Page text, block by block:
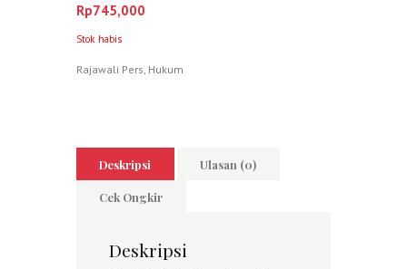
Rp745,000
Stok habis
Rajawali Pers, Hukum
Deskripsi Ulasan (0)
Cek Ongkir
Deskripsi